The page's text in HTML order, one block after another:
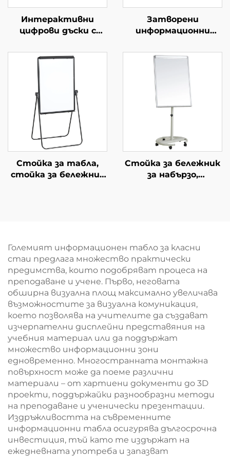
Интерактивни
цифрови дъски с
от фабриката
Подвижни зелени
дъски за училищни
класни стаи
Затворени
информационни
Заключващи
информационни
табла Плътни
табла с врата с
ключ, вятър
непропускащи за
Стойка за табла,
стойка за бележник
Стойка за бележник
за набързо,
Големият информационен табло за класни
стаи предлага множество практически
предимства, които подобряват процеса на
преподаване и учене. Първо, неговата
обширна визуална площ максимално увеличава
възможностите за визуална комуникация,
което позволява на учителите да създават
изчерпателни дисплейни представяния на
учебния материал или да поддържат
множество информационни зони
едновременно. Многостранната монтажна
повърхност може да поеме различни
материали – от хартиени документи до 3D
проекти, поддържайки разнообразни методи
на преподаване и ученически презентации.
Издръжливостта на съвременните
информационни табла осигурява дългосрочна
инвестиция, тъй като те издържат на
ежедневната употреба и запазват